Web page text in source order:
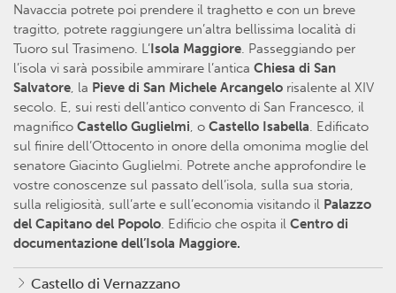
Navaccia potrete poi prendere il traghetto e con un breve
tragitto, potrete raggiungere un’altra bellissima località di
Tuoro sul Trasimeno. L’Isola Maggiore. Passeggiando per
l’isola vi sarà possibile ammirare l’antica Chiesa di San
Salvatore, la Pieve di San Michele Arcangelo risalente al XIV
secolo. E, sui resti dell’antico convento di San Francesco, il
magnifico Castello Guglielmi, o Castello Isabella. Edificato
sul finire dell’Ottocento in onore della omonima moglie del
senatore Giacinto Guglielmi. Potrete anche approfondire le
vostre conoscenze sul passato dell’isola, sulla sua storia,
sulla religiosità, sull’arte e sull’economia visitando il Palazzo
del Capitano del Popolo. Edificio che ospita il Centro di
documentazione dell’Isola Maggiore.
Castello di Vernazzano